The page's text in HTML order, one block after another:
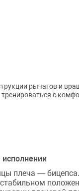
рычагов и
с
плеча —